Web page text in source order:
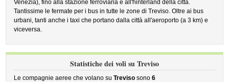
Venezia), fino alla stazione ferroviaria e all'hinterland della città.
Tantissime le fermate per i bus in tutte le zone di Treviso. Oltre ai bus
urbani, tanti anche i taxi che portano dalla città all'aeroporto (a 3 km) e
viceversa.
Statistiche dei voli su Treviso
Le compagnie aeree che volano suTreviso sono6